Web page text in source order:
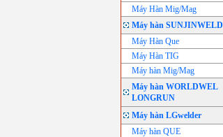
Máy Hàn Mig/Mag
Máy hàn SUNJINWELD
Máy Hàn Que
Máy Hàn TIG
Máy hàn Mig/Mag
Máy hàn WORLDWEL
LONGRUN
Máy hàn LGwelder
Máy hàn QUE